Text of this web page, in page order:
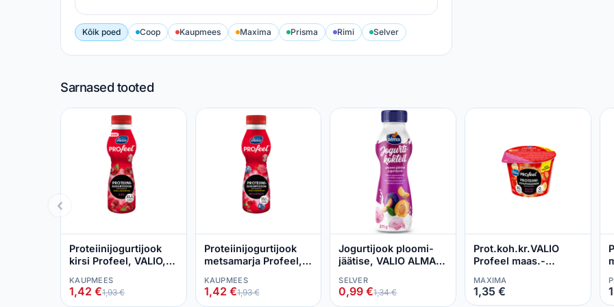
Kõik poed Coop Kaupmees Maxima Prisma Rimi Selver
Sarnased tooted
Proteiinijogurtijook
kirsi Profeel, VALIO,
KAUPMEES
1,42 €1,93 €
Proteiinijogurtijook
metsamarja Profeel,
KAUPMEES
1,42 €1,93 €
Jogurtijook ploomi-
jäätise, VALIO ALMA,
SELVER
0,99 €1,34 €
Prot.koh.kr.VALIO
Profeel maas.-
MAXIMA
1,35 €